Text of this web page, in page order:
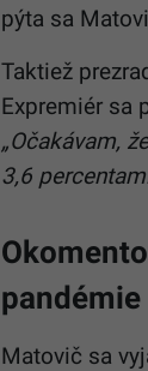
pýta sa
Taktiež
Expremiér sa
„Očakávam,
3,6
pandémie
Matovič sa